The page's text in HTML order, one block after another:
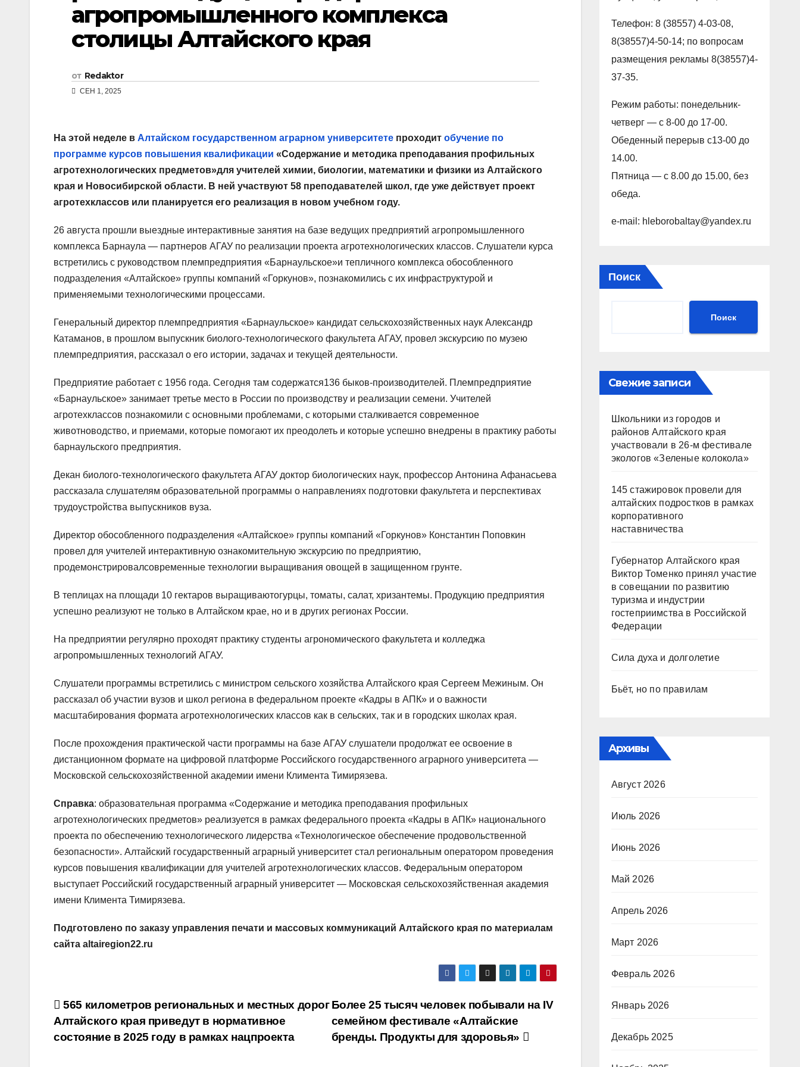
агропромышленного комплекса
столицы Алтайского края
от Redaktor
СЕН 1, 2025
На этой неделе в Алтайском государственном аграрном университете проходит обучение по
программе курсов повышения квалификации «Содержание и методика преподавания профильных
агротехнологических предметов»для учителей химии, биологии, математики и физики из Алтайского
края и Новосибирской области. В ней участвуют 58 преподавателей школ, где уже действует проект
агротехклассов или планируется его реализация в новом учебном году.
26 августа прошли выездные интерактивные занятия на базе ведущих предприятий агропромышленного
комплекса Барнаула — партнеров АГАУ по реализации проекта агротехнологических классов. Слушатели курса
встретились с руководством племпредприятия «Барнаульское»и тепличного комплекса обособленного
подразделения «Алтайское» группы компаний «Горкунов», познакомились с их инфраструктурой и
применяемыми технологическими процессами.
Генеральный директор племпредприятия «Барнаульское» кандидат сельскохозяйственных наук Александр
Катаманов, в прошлом выпускник биолого-технологического факультета АГАУ, провел экскурсию по музею
племпредприятия, рассказал о его истории, задачах и текущей деятельности.
Предприятие работает с 1956 года. Сегодня там содержатся136 быков-производителей. Племпредприятие
«Барнаульское» занимает третье место в России по производству и реализации семени. Учителей
агротехклассов познакомили с основными проблемами, с которыми сталкивается современное
животноводство, и приемами, которые помогают их преодолеть и которые успешно внедрены в практику работы
барнаульского предприятия.
Декан биолого-технологического факультета АГАУ доктор биологических наук, профессор Антонина Афанасьева
рассказала слушателям образовательной программы о направлениях подготовки факультета и перспективах
трудоустройства выпускников вуза.
Директор обособленного подразделения «Алтайское» группы компаний «Горкунов» Константин Поповкин
провел для учителей интерактивную ознакомительную экскурсию по предприятию,
продемонстрировалсовременные технологии выращивания овощей в защищенном грунте.
В теплицах на площади 10 гектаров выращиваютогурцы, томаты, салат, хризантемы. Продукцию предприятия
успешно реализуют не только в Алтайском крае, но и в других регионах России.
На предприятии регулярно проходят практику студенты агрономического факультета и колледжа
агропромышленных технологий АГАУ.
Слушатели программы встретились с министром сельского хозяйства Алтайского края Сергеем Межиным. Он
рассказал об участии вузов и школ региона в федеральном проекте «Кадры в АПК» и о важности
масштабирования формата агротехнологических классов как в сельских, так и в городских школах края.
После прохождения практической части программы на базе АГАУ слушатели продолжат ее освоение в
дистанционном формате на цифровой платформе Российского государственного аграрного университета —
Московской сельскохозяйственной академии имени Климента Тимирязева.
Справка: образовательная программа «Содержание и методика преподавания профильных
агротехнологических предметов» реализуется в рамках федерального проекта «Кадры в АПК» национального
проекта по обеспечению технологического лидерства «Технологическое обеспечение продовольственной
безопасности». Алтайский государственный аграрный университет стал региональным оператором проведения
курсов повышения квалификации для учителей агротехнологических классов. Федеральным оператором
выступает Российский государственный аграрный университет — Московская сельскохозяйственная академия
имени Климента Тимирязева.
Подготовлено по заказу управления печати и массовых коммуникаций Алтайского края по материалам
сайта altairegion22.ru
Навигация
по
Более 25 тысяч человек побывали на IV
семейном фестивале «Алтайские
бренды. Продукты для здоровья»
565 километров региональных и местных дорог
Алтайского края приведут в нормативное
состояние в 2025 году в рамках нацпроекта
Телефон: 8 (38557) 4-03-08,
8(38557)4-50-14; по вопросам
размещения рекламы 8(38557)4-
37-35.
Режим работы: понедельник-
четверг — с 8-00 до 17-00.
Обеденный перерыв с13-00 до
14.00.
Пятница — с 8.00 до 15.00, без
обеда.
e-mail: hleborobaltay@yandex.ru
Поиск
Поиск
Свежие записи
Школьники из городов и
районов Алтайского края
участвовали в 26-м фестивале
экологов «Зеленые колокола»
145 стажировок провели для
алтайских подростков в рамках
корпоративного
наставничества
Губернатор Алтайского края
Виктор Томенко принял участие
в совещании по развитию
туризма и индустрии
гостеприимства в Российской
Федерации
Сила духа и долголетие
Бьёт, но по правилам
Архивы
Август 2026
Июль 2026
Июнь 2026
Май 2026
Апрель 2026
Март 2026
Февраль 2026
Январь 2026
Декабрь 2025